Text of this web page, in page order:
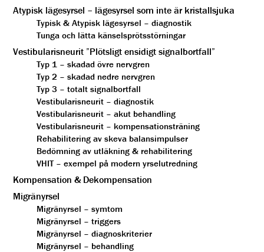
Atypisk lägesyrsel – lägesyrsel som inte är kristallsjuka
Typisk & Atypisk lägesyrsel – diagnostik
Tunga och lätta känselsprötsstörningar
Vestibularisneurit ”Plötsligt ensidigt signalbortfall”
Typ 1 – skadad övre nervgren
Typ 2 – skadad nedre nervgren
Typ 3 – totalt signalbortfall
Vestibularisneurit – diagnostik
Vestibularisneurit – akut behandling
Vestibularisneurit – kompensationsträning
Rehabilitering av skeva balansimpulser
Bedömning av utläkning & rehabilitering
VHIT – exempel på modern yrselutredning
Kompensation & Dekompensation
Migränyrsel
Migränyrsel – symtom
Migränyrsel – triggers
Migränyrsel – diagnoskriterier
Migränyrsel – behandling